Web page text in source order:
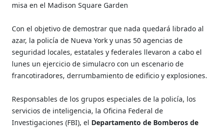
misa en el Madison Square Garden
Con el objetivo de demostrar que nada quedará librado al
azar, la policía de Nueva York y unas 50 agencias de
seguridad locales, estatales y federales llevaron a cabo el
lunes un ejercicio de simulacro con un escenario de
francotiradores, derrumbamiento de edificio y explosiones.
Responsables de los grupos especiales de la policía, los
servicios de inteligencia, la Oficina Federal de
Investigaciones (FBI), el Departamento de Bomberos de